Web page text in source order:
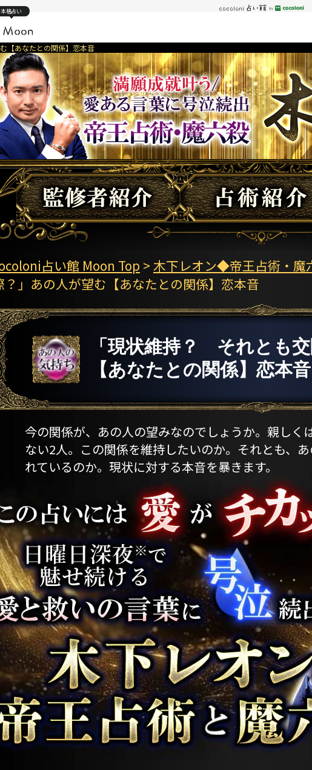
本格占い
【あなたとの関係】恋本音
占い館 Moon Top > 木下レオン◆帝王占術・魔
？」あの人が望む【あなたとの関係】恋本音
「現状維持？ それとも
【あなたとの関係】恋本音
今の関係が、あの人の望みなのでしょうか。親しく
ない2人。この関係を維持したいのか。それとも、
れているのか。現状に対する本音を暴きます。